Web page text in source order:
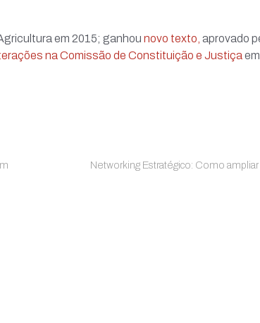
em 2015; ganhou novo texto, aprovado
na Comissão de Constituição e Justiça em
Networking Estratégico: Como